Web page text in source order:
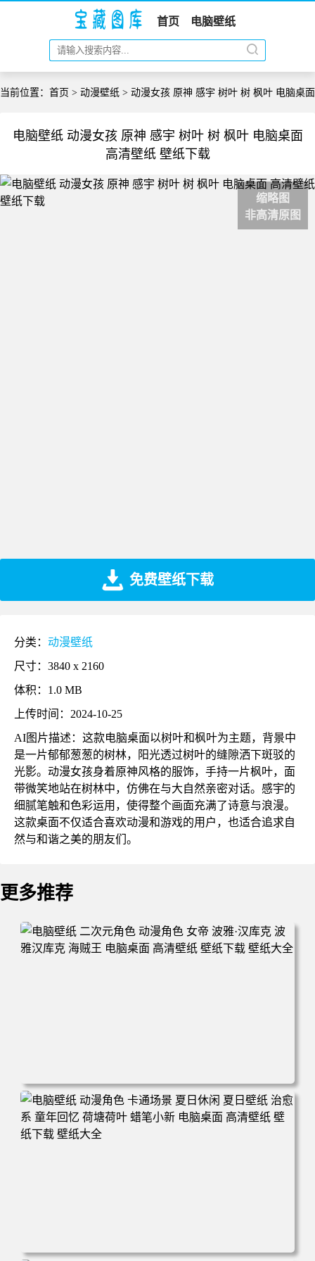
首页 电脑壁纸
当前位置： 首页 > 动漫壁纸 > 动漫女孩 原神 感宇 树叶 树 枫叶 电脑桌面
电脑壁纸 动漫女孩 原神 感宇 树叶 树 枫叶 电脑桌面
高清壁纸 壁纸下载
缩略图
非高清原图
免费壁纸下载
分类： 动漫壁纸
尺寸：3840 x 2160
体积：1.0 MB
上传时间：2024-10-25
AI图片描述：这款电脑桌面以树叶和枫叶为主题，背景中
是一片郁郁葱葱的树林，阳光透过树叶的缝隙洒下斑驳的
光影。动漫女孩身着原神风格的服饰，手持一片枫叶，面
带微笑地站在树林中，仿佛在与大自然亲密对话。感宇的
细腻笔触和色彩运用，使得整个画面充满了诗意与浪漫。
这款桌面不仅适合喜欢动漫和游戏的用户，也适合追求自
然与和谐之美的朋友们。
更多推荐
电脑壁纸 二次元角色 动漫角色 女帝 波雅·汉库克 波雅汉库
克 海贼王 电脑桌面 高清壁纸 壁纸下载 壁纸大全